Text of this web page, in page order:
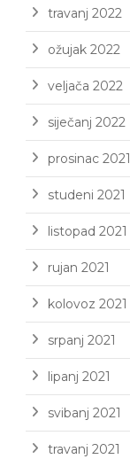
travanj 2022
ožujak 2022
veljača 2022
siječanj 2022
prosinac 2021
studeni 2021
listopad 2021
rujan 2021
kolovoz 2021
srpanj 2021
lipanj 2021
svibanj 2021
travanj 2021